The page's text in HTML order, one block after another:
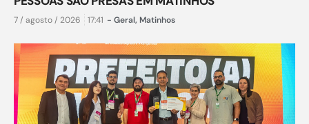
7 / agosto / 2026 17:41 - Geral, Matinhos